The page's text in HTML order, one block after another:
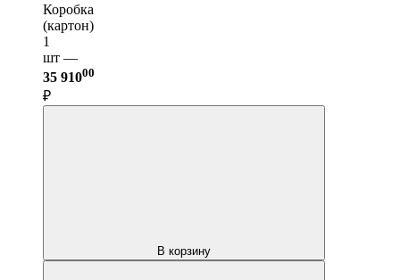
Коробка
(картон)
1
шт —
35 91000
₽
В корзину